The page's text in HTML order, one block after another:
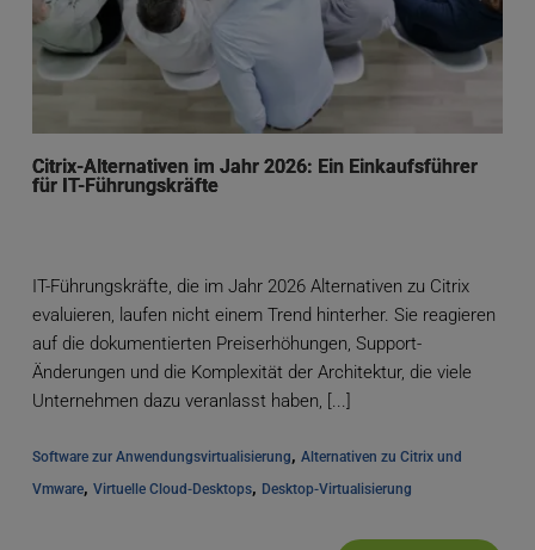
Citrix-Alternativen im Jahr 2026: Ein Einkaufsführer
für IT-Führungskräfte
IT-Führungskräfte, die im Jahr 2026 Alternativen zu Citrix
evaluieren, laufen nicht einem Trend hinterher. Sie reagieren
auf die dokumentierten Preiserhöhungen, Support-
Änderungen und die Komplexität der Architektur, die viele
Unternehmen dazu veranlasst haben, [...]
Software zur Anwendungsvirtualisierung, Alternativen zu Citrix und
Vmware, Virtuelle Cloud-Desktops, Desktop-Virtualisierung